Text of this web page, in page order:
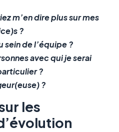
m’en dire plus sur mes
?
sein de l’équipe ?
avec qui je serai
?
?
les